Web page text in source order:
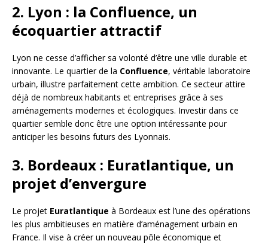
2. Lyon : la Confluence, un
écoquartier attractif
Lyon ne cesse d’afficher sa volonté d’être une ville durable et
innovante. Le quartier de la Confluence, véritable laboratoire
urbain, illustre parfaitement cette ambition. Ce secteur attire
déjà de nombreux habitants et entreprises grâce à ses
aménagements modernes et écologiques. Investir dans ce
quartier semble donc être une option intéressante pour
anticiper les besoins futurs des Lyonnais.
3. Bordeaux : Euratlantique, un
projet d’envergure
Le projet Euratlantique à Bordeaux est l’une des opérations
les plus ambitieuses en matière d’aménagement urbain en
France. Il vise à créer un nouveau pôle économique et